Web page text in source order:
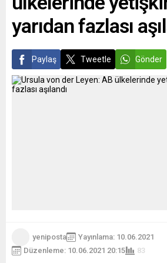
yarıdan fazlası
Paylaş Tweetle Gönder
yeniposta
Yayınlama: 10.06.2021
Düzenleme: 10.06.2021 20:15
83